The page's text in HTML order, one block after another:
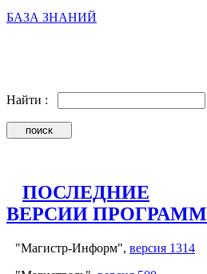
БАЗА ЗНАНИЙ
Найти :
ПОСЛЕДНИЕ
ВЕРСИИ ПРОГРАММ
"Магистр-Информ", версия 1314